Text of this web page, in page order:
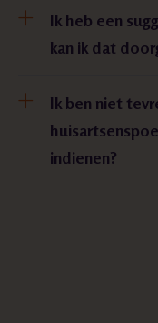
Ik heb een
kan ik dat
Ik ben niet
indienen?